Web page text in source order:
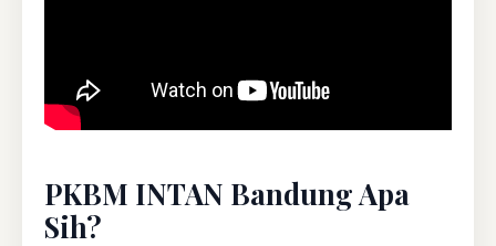
PKBM INTAN Bandung Apa
Sih?